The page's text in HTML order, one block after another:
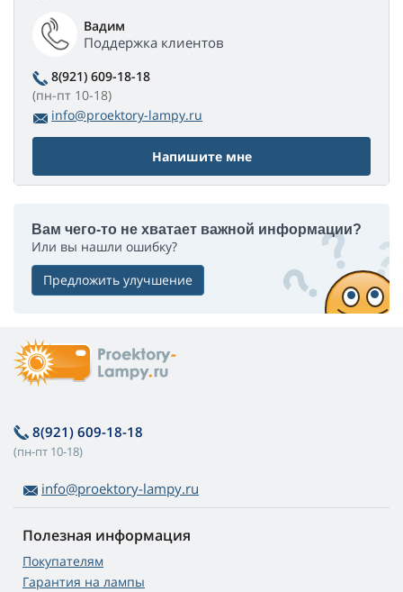
Вадим
Поддержка клиентов
8(921) 609-18-18
(пн-пт 10-18)
info@proektory-lampy.ru
Напишите мне
Вам чего-то не хватает важной информации?
Или вы нашли ошибку?
Предложить улучшение
8(921) 609-18-18
(пн-пт 10-18)
info@proektory-lampy.ru
Полезная информация
Покупателям
Гарантия на лампы